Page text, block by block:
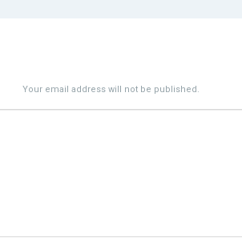
Your email address will not be published.